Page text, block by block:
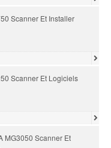
Scanner Et Installer
Scanner Et Logiciels
MG3050 Scanner Et